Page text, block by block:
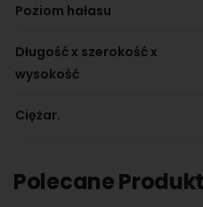
Poziom hałasu
Długość x szerokość x
wysokość
Ciężar.
Polecane